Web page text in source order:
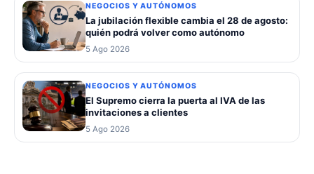
NEGOCIOS Y AUTÓNOMOS
La jubilación flexible cambia el 28 de agosto:
quién podrá volver como autónomo
5 Ago 2026
NEGOCIOS Y AUTÓNOMOS
El Supremo cierra la puerta al IVA de las
invitaciones a clientes
5 Ago 2026